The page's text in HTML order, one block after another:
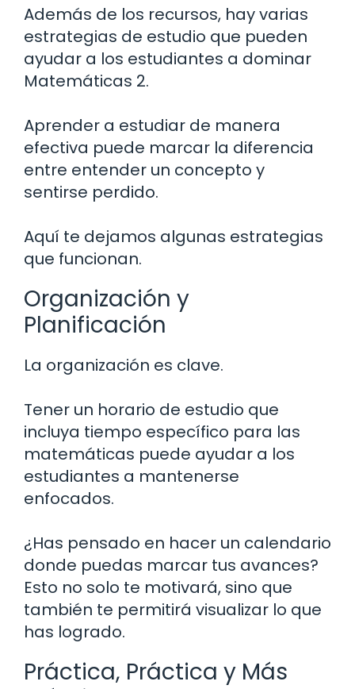
Además de los recursos, hay varias
estrategias de estudio que pueden
ayudar a los estudiantes a dominar
Matemáticas 2.
Aprender a estudiar de manera
efectiva puede marcar la diferencia
entre entender un concepto y
sentirse perdido.
Aquí te dejamos algunas estrategias
que funcionan.
Organización y
Planificación
La organización es clave.
Tener un horario de estudio que
incluya tiempo específico para las
matemáticas puede ayudar a los
estudiantes a mantenerse
enfocados.
¿Has pensado en hacer un calendario
donde puedas marcar tus avances?
Esto no solo te motivará, sino que
también te permitirá visualizar lo que
has logrado.
Práctica, Práctica y Más